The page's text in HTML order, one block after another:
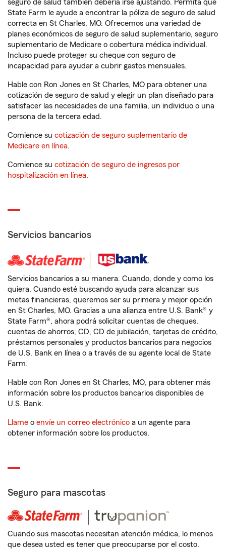
seguro de salud también debería irse ajustando. Permita que
State Farm le ayude a encontrar la póliza de seguro de salud
correcta en St Charles, MO. Ofrecemos una variedad de
planes económicos de seguro de salud suplementario, seguro
suplementario de Medicare o cobertura médica individual.
Incluso puede proteger su cheque con seguro de
incapacidad para ayudar a cubrir gastos mensuales.
Hable con Ron Jones en St Charles, MO para obtener una
cotización de seguro de salud y elegir un plan diseñado para
satisfacer las necesidades de una familia, un individuo o una
persona de la tercera edad.
Comience su cotización de seguro suplementario de
Medicare en línea.
Comience su cotización de seguro de ingresos por
hospitalización en línea.
Servicios bancarios
Servicios bancarios a su manera. Cuando, donde y como los
quiera. Cuando esté buscando ayuda para alcanzar sus
metas financieras, queremos ser su primera y mejor opción
en St Charles, MO. Gracias a una alianza entre U.S. Bank® y
State Farm®, ahora podrá solicitar cuentas de cheques,
cuentas de ahorros, CD, CD de jubilación, tarjetas de crédito,
préstamos personales y productos bancarios para negocios
de U.S. Bank en línea o a través de su agente local de State
Farm.
Hable con Ron Jones en St Charles, MO, para obtener más
información sobre los productos bancarios disponibles de
U.S. Bank.
Llame o envíe un correo electrónico a un agente para
obtener información sobre los productos.
Seguro para mascotas
Cuando sus mascotas necesitan atención médica, lo menos
que desea usted es tener que preocuparse por el costo.